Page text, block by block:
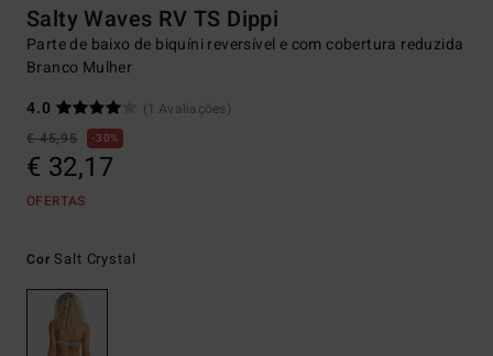
Salty Waves RV TS Dippi
Parte de baixo de biquíni reversível e com cobertura reduzida
Branco Mulher
4.0
(1 Avaliações)
€ 45,95
30%
€ 32,17
OFERTAS
Cor Salt Crystal